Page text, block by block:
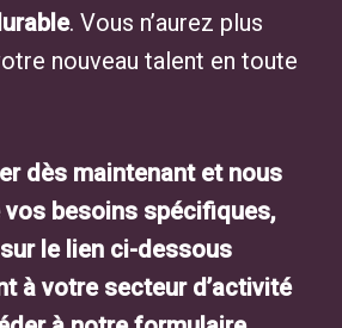
. Vous n’aurez plus
nouveau talent en toute
dès maintenant et nous
besoins spécifiques,
le lien ci-dessous
à votre secteur d’activité